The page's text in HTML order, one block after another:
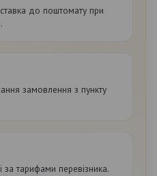
до поштомату при
замовлення з пункту
за тарифами перевізника.